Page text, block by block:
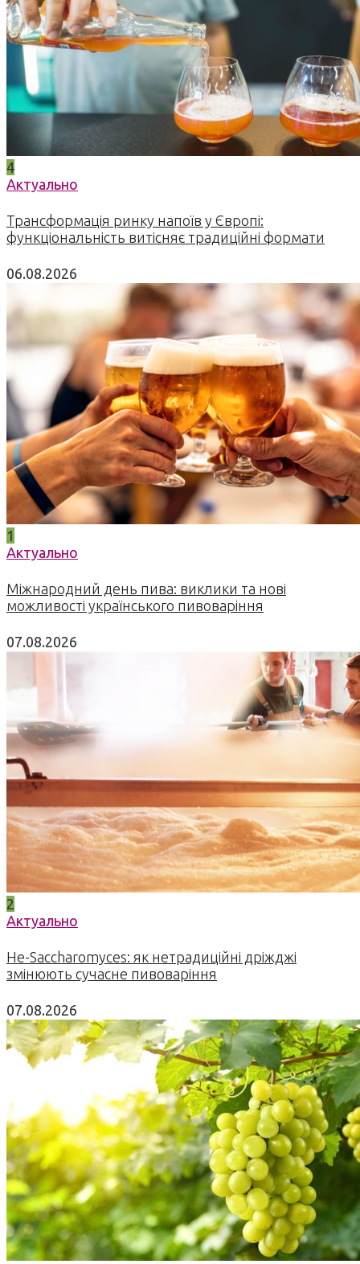
4
Актуально
Трансформація ринку напоїв у Європі:
функціональність витісняє традиційні формати
06.08.2026
1
Актуально
Міжнародний день пива: виклики та нові
можливості українського пивоваріння
07.08.2026
2
Актуально
Не-Saccharomyces: як нетрадиційні дріжджі
змінюють сучасне пивоваріння
07.08.2026